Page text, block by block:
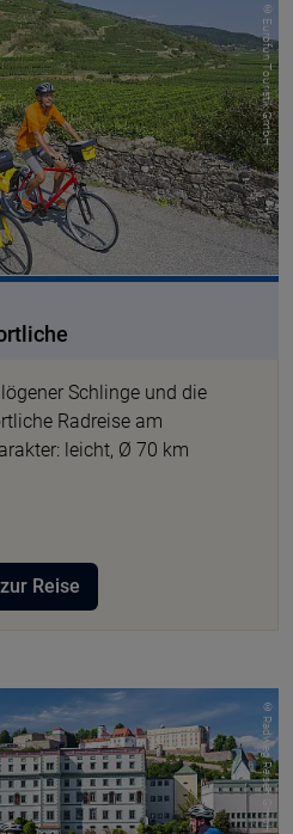
© Eurofun Touristik GmbH
Schlinge und die
Radreise am
leicht, Ø 70 km
zur Reise
© Radweg Reisen GmbH